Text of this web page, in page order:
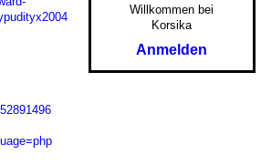
Willkommen bei
Korsika
Anmelden